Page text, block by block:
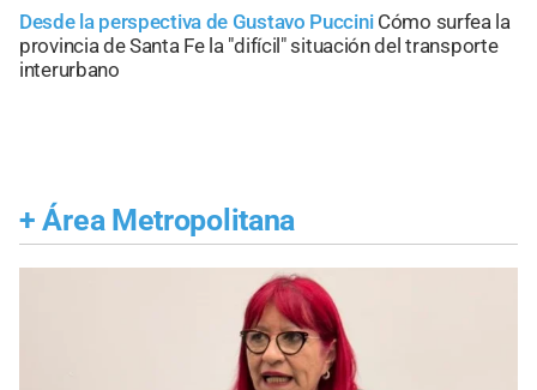
Desde la perspectiva de Gustavo Puccini Cómo surfea la
provincia de Santa Fe la "difícil" situación del transporte
interurbano
+ Área Metropolitana